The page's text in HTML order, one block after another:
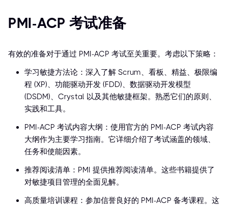
PMI-ACP 考试准备
有效的准备对于通过 PMI-ACP 考试至关重要。考虑以下策略：
学习敏捷方法论：深入了解 Scrum、看板、精益、极限编
程 (XP)、功能驱动开发 (FDD)、数据驱动开发模型
(DSDM)、Crystal 以及其他敏捷框架。熟悉它们的原则、
实践和工具。
PMI-ACP 考试内容大纲：使用官方的 PMI-ACP 考试内容
大纲作为主要学习指南。它详细介绍了考试涵盖的领域、
任务和使能因素。
推荐阅读清单：PMI 提供推荐阅读清单。这些书籍提供了
对敏捷项目管理的全面见解。
高质量培训课程：参加信誉良好的 PMI-ACP 备考课程。这